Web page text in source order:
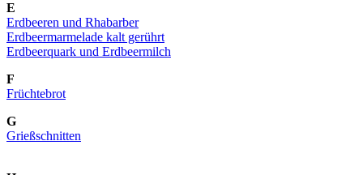
E
Erdbeeren und Rhabarber
Erdbeermarmelade kalt gerührt
Erdbeerquark und Erdbeermilch
F
Früchtebrot
G
Grießschnitten